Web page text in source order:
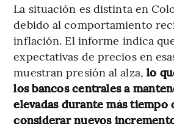
La situación es distinta en
debido al comportamiento
inflación. El informe indica
expectativas de precios en
muestran presión al alza, lo
los bancos centrales a
elevadas durante más tiempo
considerar nuevos